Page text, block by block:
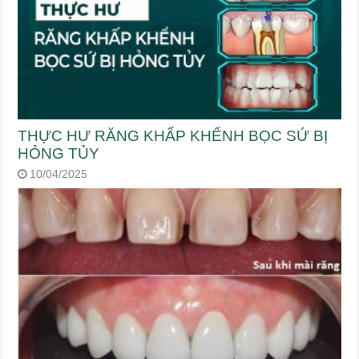
THỰC HƯ RĂNG KHẤP KHỂNH BỌC SỨ BỊ
HỎNG TỦY
10/04/2025